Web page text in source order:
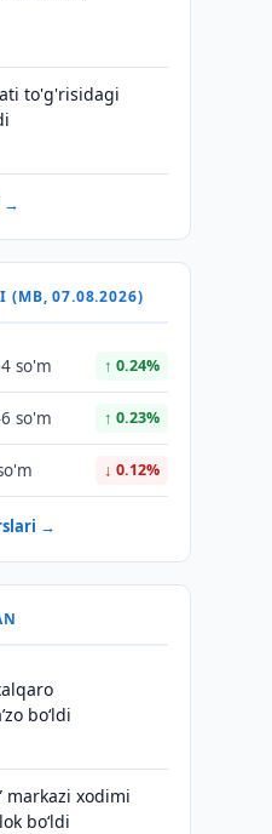
to'g'risidagi
→
(MB, 07.08.2026)
so'm ↑ 0.24%
so'm ↑ 0.23%
↓ 0.12%
→
bo‘ldi
markazi xodimi
bo‘ldi